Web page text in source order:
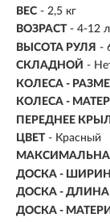
ВЕС - 2,5 кг
ВОЗРАСТ - 4-12
ВЫСОТА РУЛЯ -
СКЛАДНОЙ -
КОЛЕСА -
КОЛЕСА -
ПЕРЕДНЕЕ
ЦВЕТ - Красный
ДОСКА -
ДОСКА - ДЛИНА
ДОСКА -